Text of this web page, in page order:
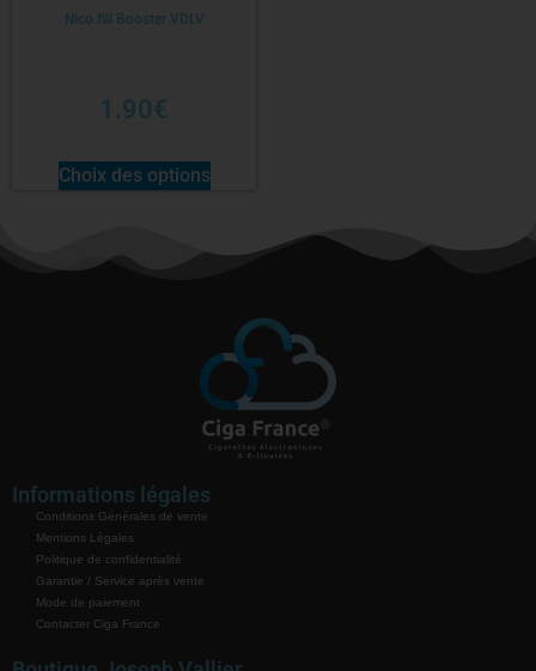
Nico fill Booster VDLV
1.90€
Choix des options
Informations légales
Conditions Générales de vente
Mentions Légales
Politique de confidentialité
Garantie / Service après vente
Mode de paiement
Contacter Ciga France